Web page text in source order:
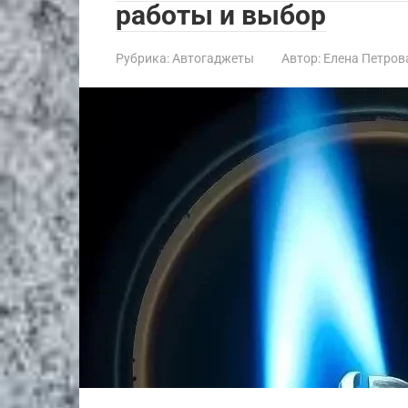
работы и выбор
Рубрика: Автогаджеты Автор: Елена